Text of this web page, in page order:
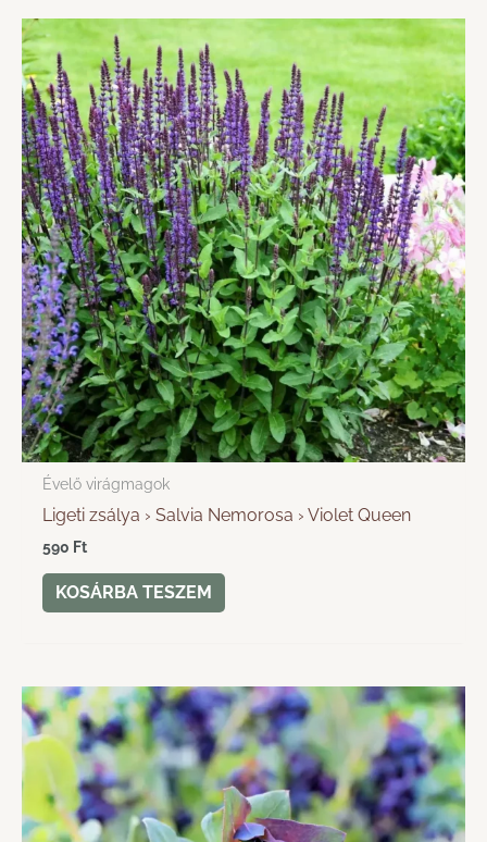
Évelő virágmagok
Ligeti zsálya › Salvia Nemorosa › Violet Queen
590 Ft
KOSÁRBA TESZEM